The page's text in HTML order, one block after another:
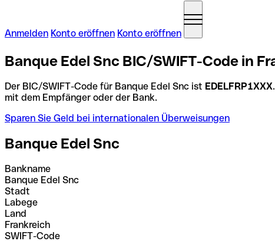
Anmelden Konto eröffnen Konto eröffnen
Banque Edel Snc BIC/SWIFT-Code in
Der BIC/SWIFT-Code für Banque Edel Snc ist EDELFRP1XXX
mit dem Empfänger oder der Bank.
Sparen Sie Geld bei internationalen Überweisungen
Banque Edel Snc
Bankname
Banque Edel Snc
Stadt
Labege
Land
Frankreich
SWIFT-Code